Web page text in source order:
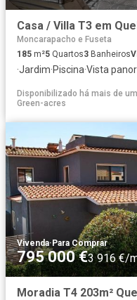
Casa / Villa T3 em
Moncarapacho e Fuseta
185 m²5 Quartos3 Banheiros
·Jardim·Piscina·Vista
Disponibilizado há mais de
Green-acres
Vivenda·Para Comprar
795 000 €3 916 €/
Moradia T4 203m²